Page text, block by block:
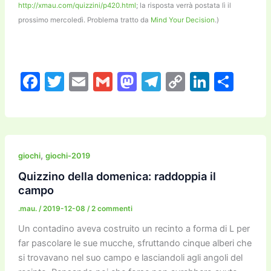
http://xmau.com/quizzini/p420.html; la risposta verrà postata lì il
prossimo mercoledì. Problema tratto da Mind Your Decision.)
F
c
e
b
o
o
k
T
itt
er
E
ai
l
G
ai
l
M
st
o
o
T
e
gr
m
C
p
y
n
Li
k
e
n
C
n
di
giochi, giochi-2019
Quizzino della domenica: raddoppia il
campo
.mau. /2019-12-08 /2 commenti
Un contadino aveva costruito un recinto a forma di L per
far pascolare le sue mucche, sfruttando cinque alberi che
si trovavano nel suo campo e lasciandoli agli angoli del